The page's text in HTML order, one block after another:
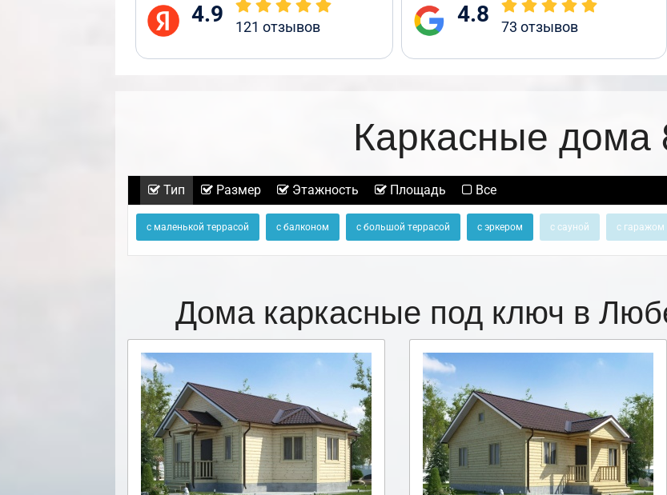
4.9 121 отзывов 4.8 73 отзывов
Каркасные дома
Тип Размер Этажность Площадь Все
с маленькой террасой с балконом с большой террасой с эркером с сауной с гаражом
Дома каркасные под ключ в